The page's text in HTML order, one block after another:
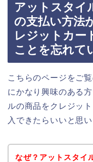
アットスタイ
の支払い方法
レジットカー
ことを忘れて
こちらのページをご
にかなり興味のある
ルの商品をクレジッ
入できたらいいと思
なぜ？アットスタイ